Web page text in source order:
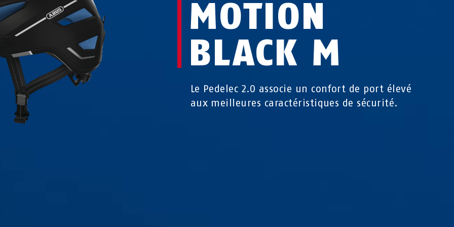
MOTION
BLACK M
Le Pedelec 2.0 associe un confort de port élevé
aux meilleures caractéristiques de sécurité.